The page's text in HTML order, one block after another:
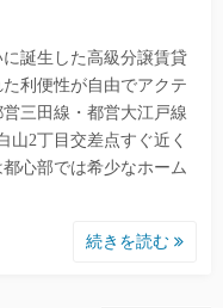
誕生した高級分譲賃貸
利便性が自由でアクテ
三田線・都営大江戸線
山2丁目交差点すぐ近く
心部では希少なホーム
続きを読む